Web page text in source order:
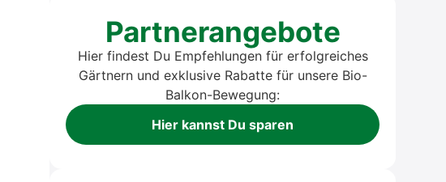
Partnerangebote
Hier findest Du Empfehlungen für erfolgreiches
Gärtnern und exklusive Rabatte für unsere Bio-
Balkon-Bewegung:
Hier kannst Du sparen